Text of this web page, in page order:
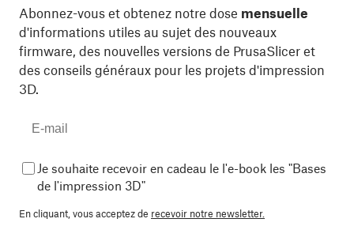
Abonnez-vous et obtenez notre dose mensuelle
d'informations utiles au sujet des nouveaux
firmware, des nouvelles versions de PrusaSlicer et
des conseils généraux pour les projets d'impression
3D.
Je souhaite recevoir en cadeau le l'e-book les "Bases
de l'impression 3D"
En cliquant, vous acceptez de recevoir notre newsletter.